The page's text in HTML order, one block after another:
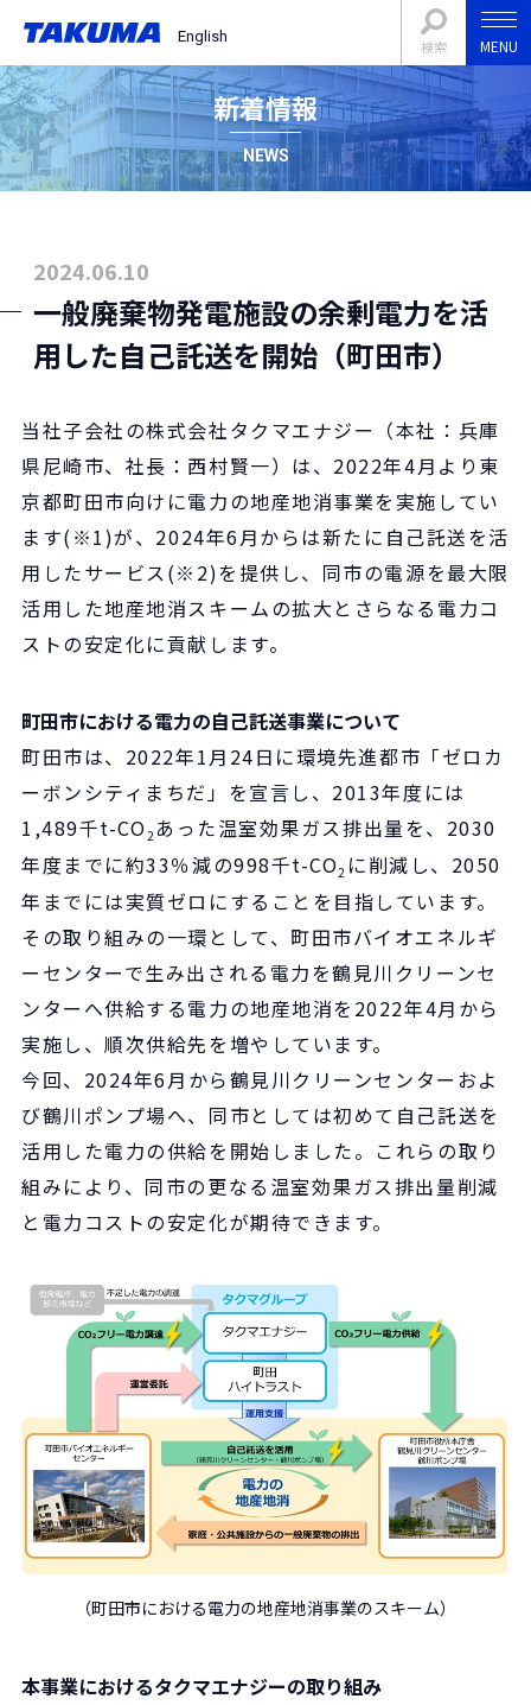
English
検索 MENU
新着情報
NEWS
2024.06.10
一般廃棄物発電施設の余剰電力を活
用した自己託送を開始（町田市）
当社子会社の株式会社タクマエナジー（本社：兵庫
県尼崎市、社長：西村賢一）は、2022年4月より東
京都町田市向けに電力の地産地消事業を実施してい
ます(※1)が、2024年6月からは新たに自己託送を活
用したサービス(※2)を提供し、同市の電源を最大限
活用した地産地消スキームの拡大とさらなる電力コ
ストの安定化に貢献します。
町田市における電力の自己託送事業について
町田市は、2022年1月24日に環境先進都市「ゼロカ
ーボンシティまちだ」を宣言し、2013年度には
1,489千t-CO 2あった温室効果ガス排出量を、2030
年度までに約33％減の998千t-CO2 に削減し、2050
年までには実質ゼロにすることを目指しています。
その取り組みの一環として、町田市バイオエネルギ
ーセンターで生み出される電力を鶴見川クリーンセ
ンターへ供給する電力の地産地消を2022年4月から
実施し、順次供給先を増やしています。
今回、2024年6月から鶴見川クリーンセンターおよ
び鶴川ポンプ場へ、同市としては初めて自己託送を
活用した電力の供給を開始しました。これらの取り
組みにより、同市の更なる温室効果ガス排出量削減
と電力コストの安定化が期待できます。
（町田市における電力の地産地消事業のスキーム）
本事業におけるタクマエナジーの取り組み